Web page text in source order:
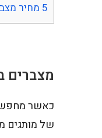
5 מחיר
מצברים
כאשר
של מותגים